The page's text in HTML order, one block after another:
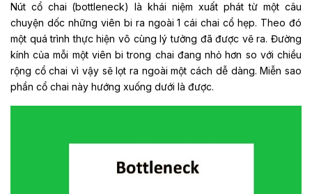
Nút cổ chai (bottleneck) là khái niệm xuất phát từ một câu
chuyện dốc những viên bi ra ngoài 1 cái chai cổ hẹp. Theo đó
một quá trình thực hiện vô cùng lý tưởng đã được vẽ ra. Đường
kính của mỗi một viên bi trong chai đang nhỏ hơn so với chiều
rộng cổ chai vì vậy sẽ lọt ra ngoài một cách dễ dàng. Miễn sao
phần cổ chai này hướng xuống dưới là được.